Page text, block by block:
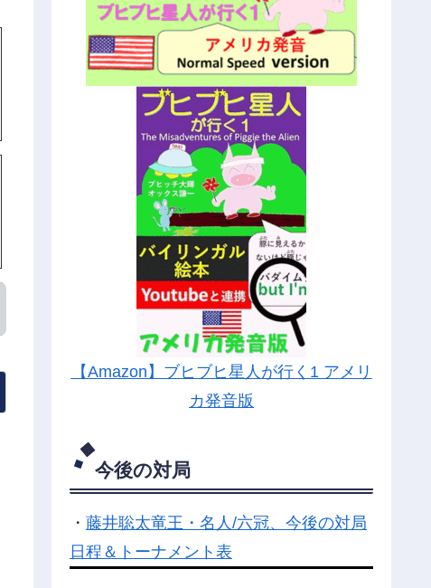
【Amazon】ブヒブヒ星人が行く1 アメリ
カ発音版
今後の対局
・ 藤井聡太竜王・名人/六冠、今後の対局
日程＆トーナメント表